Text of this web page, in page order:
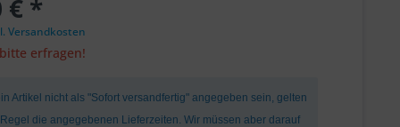
€ *
Versandkosten
erfragen!
Artikel nicht als "Sofort versandfertig" angegeben sein, gelten
die angegebenen Lieferzeiten. Wir müssen aber darauf